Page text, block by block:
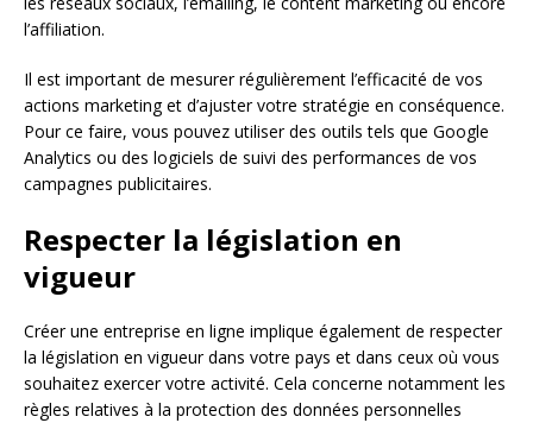
l’affiliation.
Il est important de mesurer régulièrement l’efficacité de vos
actions marketing et d’ajuster votre stratégie en conséquence.
Pour ce faire, vous pouvez utiliser des outils tels que Google
Analytics ou des logiciels de suivi des performances de vos
campagnes publicitaires.
Respecter la législation en
vigueur
Créer une entreprise en ligne implique également de respecter
la législation en vigueur dans votre pays et dans ceux où vous
souhaitez exercer votre activité. Cela concerne notamment les
règles relatives à la protection des données personnelles